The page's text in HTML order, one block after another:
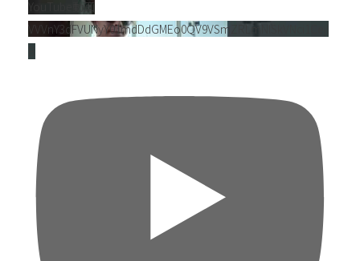
YouTube動画
VVVnY3dFVUNyY01mdDdGMEo0QV9VSmZRLmNlSkVNci1Cejl